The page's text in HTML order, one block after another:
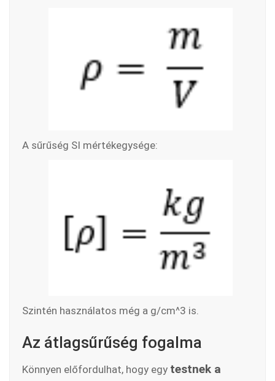
A sűrűség SI mértékegysége:
Szintén használatos még a g/cm^3 is.
Az átlagsűrűség fogalma
Könnyen előfordulhat, hogy egy testnek a